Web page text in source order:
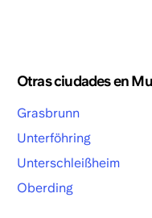
Otras ciudades en
Grasbrunn
Unterföhring
Unterschleißheim
Oberding